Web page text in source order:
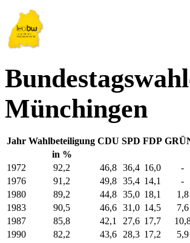
Münchingen
Jahr Wahlbeteiligung CDU SPD FDP
in %
1972
92,2 46,8 36,4 16,0 -
1976
91,2 49,8 35,4 14,1 -
1980
89,2 44,8 35,0 18,1 1,8
1983
90,5 46,6 31,0 14,5 7,6
1987
85,8 42,1 27,6 17,7
1990
82,2 43,6 28,3 17,2 5,9